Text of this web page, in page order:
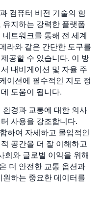
컴퓨터 비전 기술의 힘
지하는 강력한 플랫폼
트워크를 통해 전 세계
라와 같은 간단한 도구를
공할 수 있습니다. 이 방
내비게이션 및 자율 주
이션에 필수적인 지도 정
도움이 됩니다.
경과 교통에 대한 의사
사용을 강조합니다.
하여 자세하고 몰입적인
공간을 더 잘 이해하고
회와 글로벌 이익을 위해
더 안전한 교통 옵션과
하는 중요한 데이터를